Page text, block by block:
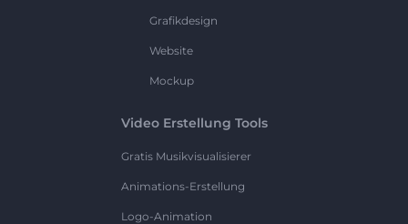
Grafikdesign
Website
Mockup
Video Erstellung Tools
Gratis Musikvisualisierer
Animations-Erstellung
Logo-Animation